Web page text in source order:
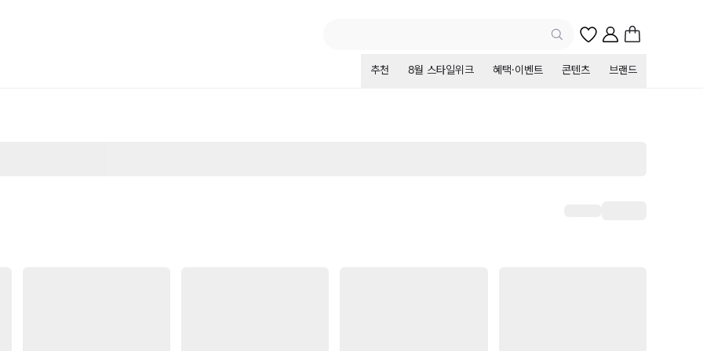
추천 8월 스타일위크 혜택·이벤트 콘텐츠 브랜드